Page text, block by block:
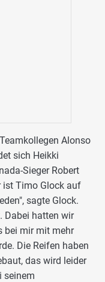
Alonso
sich Heikki
Sieger Robert
ist Timo Glock auf
sagte Glock.
Dabei hatten wir
bei mir mit mehr
Die Reifen haben
das wird leider
seinem